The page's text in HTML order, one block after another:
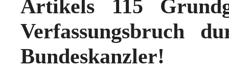
Artikels 115
Verfassungsbruch
Bundeskanzler!